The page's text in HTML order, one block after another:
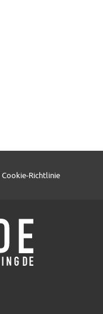
Richtlinie